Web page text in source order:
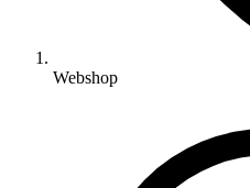
Webshop